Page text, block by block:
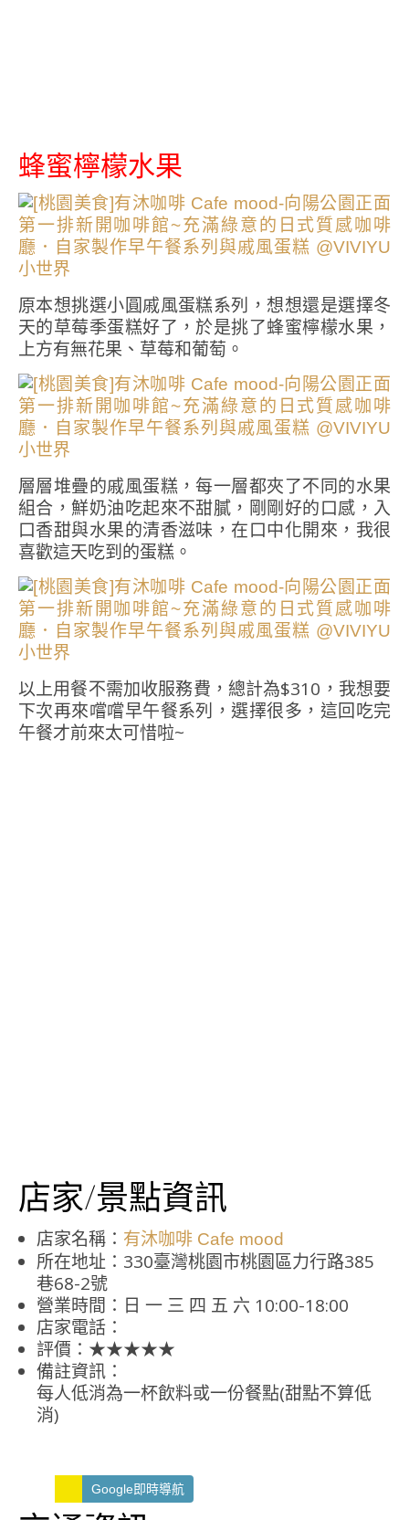
蜂蜜檸檬水果
原本想挑選小圓戚風蛋糕系列，想想還是選擇冬
天的草莓季蛋糕好了，於是挑了蜂蜜檸檬水果，
上方有無花果、草莓和葡萄。
層層堆疊的戚風蛋糕，每一層都夾了不同的水果
組合，鮮奶油吃起來不甜膩，剛剛好的口感，入
口香甜與水果的清香滋味，在口中化開來，我很
喜歡這天吃到的蛋糕。
以上用餐不需加收服務費，總計為$310，我想要
下次再來嚐嚐早午餐系列，選擇很多，這回吃完
午餐才前來太可惜啦~
店家/景點資訊
店家名稱： 有沐咖啡 Cafe mood
所在地址：330臺灣桃園市桃園區力行路385
巷68-2號
營業時間：日 一 三 四 五 六 10:00-18:00
店家電話：
評價：★★★★★
備註資訊：
每人低消為一杯飲料或一份餐點(甜點不算低
消)
Google即時導航